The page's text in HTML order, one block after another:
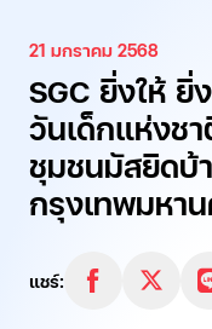
21 มกราคม 2568
SGC ยิ่งให้
วันเด็กแห่งช
ชุมชนมัสยิดบ้
กรุงเทพมหา
แชร์: